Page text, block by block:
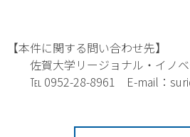
【本件に関する問い合わせ先】
佐賀大学リージョナル・イノベ
℡ 0952-28-8961 E-mail：